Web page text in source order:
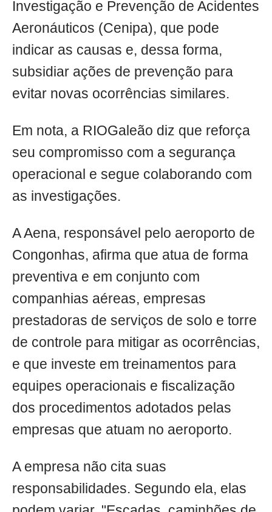
Investigação e Prevenção de Acidentes
Aeronáuticos (Cenipa), que pode
indicar as causas e, dessa forma,
subsidiar ações de prevenção para
evitar novas ocorrências similares.
Em nota, a RIOGaleão diz que reforça
seu compromisso com a segurança
operacional e segue colaborando com
as investigações.
A Aena, responsável pelo aeroporto de
Congonhas, afirma que atua de forma
preventiva e em conjunto com
companhias aéreas, empresas
prestadoras de serviços de solo e torre
de controle para mitigar as ocorrências,
e que investe em treinamentos para
equipes operacionais e fiscalização
dos procedimentos adotados pelas
empresas que atuam no aeroporto.
A empresa não cita suas
responsabilidades. Segundo ela, elas